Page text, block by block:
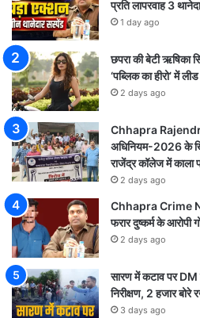
प्रति लापरवाह 3
1 day ago
छपरा की बेटी ऋषिका
‘पब्लिक का हीरो’ में
2 days ago
Chhapra
अधिनियम-2026 के
राजेंद्र कॉलेज में काला
2 days ago
Chhapra Crime
फरार दुष्कर्म के आरोपी
2 days ago
सारण में कटाव पर
निरीक्षण, 2 हजार
3 days ago